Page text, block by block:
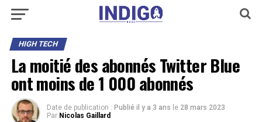
HIGH TECH
La moitié des abonnés Twitter Blue
ont moins de 1 000 abonnés
Date de publication : Publié il y a 3 ans le 28 mars 2023
Par Nicolas Gaillard